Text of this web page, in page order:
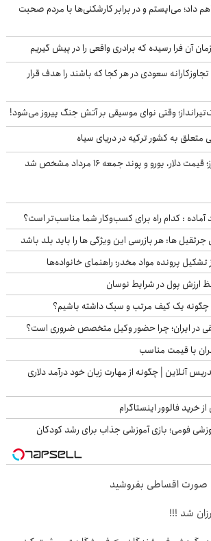
داد؛ می‌ایستم و در برابر کارشکنی‌ها با مردم صحبت
آن فرا رسیده که برادری واقعی را در پیش گیریم
سعودی در هر کجا که باشند را هدف قرار
وقتی نوای موسیقی بر آتش جنگ پیروز می‌شود!
به کشور ترکیه در دریای سیاه
یورو و پوند جمعه ۱۶ مرداد مشخص شد
آماده : کدام راه برای کسب‌وکار شما مناسب‌تر است؟
ها: هر بازرسی این ویژگی ها را باید بلد باشد
ارزش پول در شرایط نوسان
یک کیف مرتب و سبک داشته باشیم؟
در ایران؛ چرا حضور وکیل متخصص ضروری است؟
با قیمت مناسب
آنلاین | چگونه از مهارت زبان خود درآمد دلاری
خرید فالوور اینستاگرام
فومی؛ بازی آموزشی جذاب برای رشد کودکان
صورت اقساطی بفروشید
شد !!!